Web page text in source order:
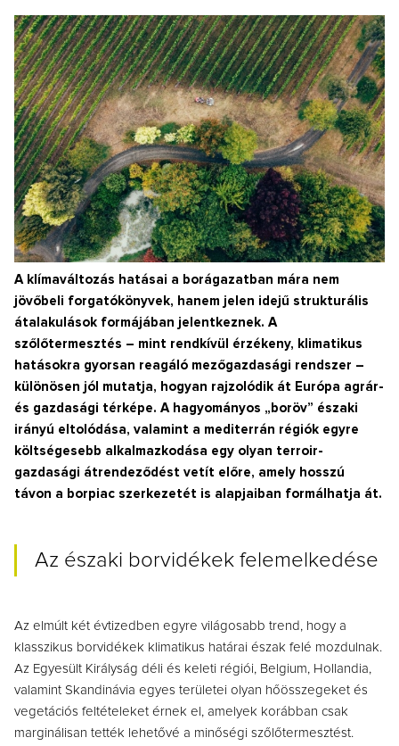
A klímaváltozás hatásai a borágazatban mára nem
jövőbeli forgatókönyvek, hanem jelen idejű strukturális
átalakulások formájában jelentkeznek. A
szőlőtermesztés – mint rendkívül érzékeny, klimatikus
hatásokra gyorsan reagáló mezőgazdasági rendszer –
különösen jól mutatja, hogyan rajzolódik át Európa agrár-
és gazdasági térképe. A hagyományos „boröv” északi
irányú eltolódása, valamint a mediterrán régiók egyre
költségesebb alkalmazkodása egy olyan terroir-
gazdasági átrendeződést vetít előre, amely hosszú
távon a borpiac szerkezetét is alapjaiban formálhatja át.
Az északi borvidékek felemelkedése
Az elmúlt két évtizedben egyre világosabb trend, hogy a
klasszikus borvidékek klimatikus határai észak felé mozdulnak.
Az Egyesült Királyság déli és keleti régiói, Belgium, Hollandia,
valamint Skandinávia egyes területei olyan hőösszegeket és
vegetációs feltételeket érnek el, amelyek korábban csak
marginálisan tették lehetővé a minőségi szőlőtermesztést.